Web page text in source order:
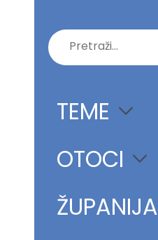
Pretraži:
TEME
OTOCI
ŽUPANIJA